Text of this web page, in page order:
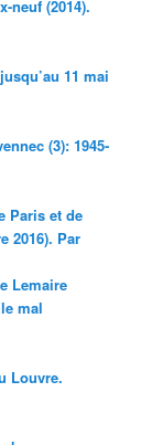
neuf (2014).
11 mai
(3): 1945-
Paris et de
2016). Par
Lemaire
mal
Louvre.